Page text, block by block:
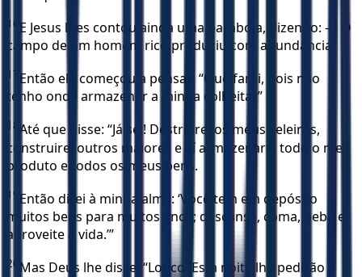
16 E Jesus lhes contou ainda uma parábola, dizendo: — O
campo de um homem rico produziu com abundância.
17 Então ele começou a pensar: “Que farei, pois não
tenho onde armazenar a minha colheita?”
18 Até que disse: “Já sei! Destruirei os meus celeiros,
construirei outros maiores e aí armazenarei todo o meu
produto e todos os meus bens.
19 Então direi à minha alma: ‘Você tem em depósito
muitos bens para muitos anos; descanse, coma, beba e
aproveite a vida.’”
20 Mas Deus lhe disse: “Louco! Esta noite lhe pedirão a